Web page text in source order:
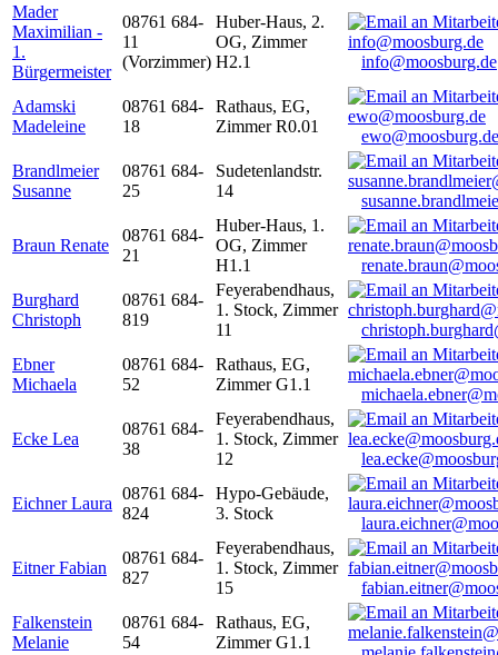
Mader
Maximilian -
1.
Bürgermeister
08761 684-
11
(Vorzimmer)
Huber-Haus, 2.
OG, Zimmer
H2.1
info@moosburg.de
Adamski
Madeleine
08761 684-
18
Rathaus, EG,
Zimmer R0.01
ewo@moosburg.de
Brandlmeier
Susanne
08761 684-
25
Sudetenlandstr.
14
Braun Renate
08761 684-
21
Huber-Haus, 1.
OG, Zimmer
H1.1
Burghard
Christoph
08761 684-
819
Feyerabendhaus,
1. Stock, Zimmer
11
Ebner
Michaela
08761 684-
52
Rathaus, EG,
Zimmer G1.1
Ecke Lea
08761 684-
38
Feyerabendhaus,
1. Stock, Zimmer
12
Eichner Laura
08761 684-
824
Hypo-Gebäude,
3. Stock
Eitner Fabian
08761 684-
827
Feyerabendhaus,
1. Stock, Zimmer
15
Falkenstein
Melanie
08761 684-
54
Rathaus, EG,
Zimmer G1.1